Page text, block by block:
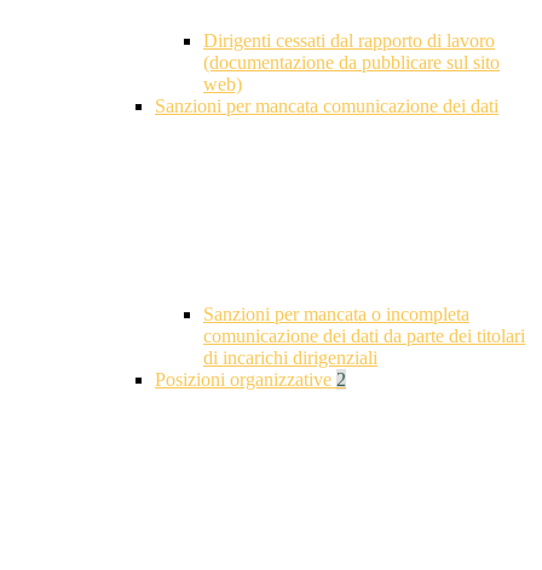
Dirigenti cessati dal rapporto di lavoro
(documentazione da pubblicare sul sito
web)
Sanzioni per mancata comunicazione dei dati
Sanzioni per mancata o incompleta
comunicazione dei dati da parte dei titolari
di incarichi dirigenziali
Posizioni organizzative 2